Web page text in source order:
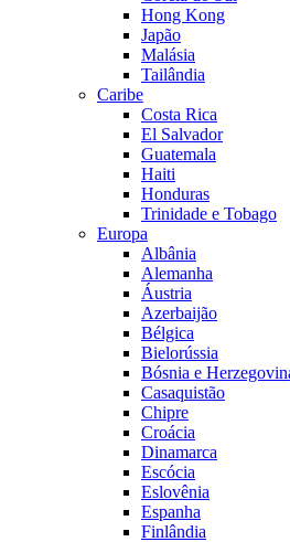
Hong Kong
Japão
Malásia
Tailândia
Caribe
Costa Rica
El Salvador
Guatemala
Haiti
Honduras
Trinidade e Tobago
Europa
Albânia
Alemanha
Áustria
Azerbaijão
Bélgica
Bielorússia
Bósnia e
Casaquistão
Chipre
Croácia
Dinamarca
Escócia
Eslovênia
Espanha
Finlândia